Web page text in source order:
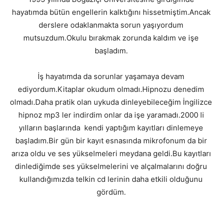
hayatımda bütün engellerin kalktığını hissetmiştim.Ancak
derslere odaklanmakta sorun yaşıyordum
mutsuzdum.Okulu bırakmak zorunda kaldım ve işe
başladım.
İş hayatımda da sorunlar yaşamaya devam
ediyordum.Kitaplar okudum olmadı.Hipnozu denedim
olmadı.Daha pratik olan uykuda dinleyebileceğim İngilizce
hipnoz mp3 ler indirdim onlar da işe yaramadı.2000 li
yılların başlarında kendi yaptığım kayıtları dinlemeye
başladım.Bir gün bir kayıt esnasında mikrofonum da bir
arıza oldu ve ses yükselmeleri meydana geldi.Bu kayıtları
dinlediğimde ses yükselmelerini ve alçalmalarını doğru
kullandığımızda telkin cd lerinin daha etkili olduğunu
gördüm.